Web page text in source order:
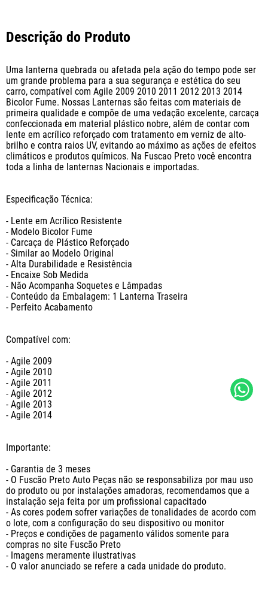
Descrição do Produto
Uma lanterna quebrada ou afetada pela ação do tempo pode ser
um grande problema para a sua segurança e estética do seu
carro, compatível com Agile 2009 2010 2011 2012 2013 2014
Bicolor Fume. Nossas Lanternas são feitas com materiais de
primeira qualidade e compõe de uma vedação excelente, carcaça
confeccionada em material plástico nobre, além de contar com
lente em acrílico reforçado com tratamento em verniz de alto-
brilho e contra raios UV, evitando ao máximo as ações de efeitos
climáticos e produtos químicos. Na Fuscao Preto você encontra
toda a linha de lanternas Nacionais e importadas.
Especificação Técnica:
- Lente em Acrílico Resistente
- Modelo Bicolor Fume
- Carcaça de Plástico Reforçado
- Similar ao Modelo Original
- Alta Durabilidade e Resistência
- Encaixe Sob Medida
- Não Acompanha Soquetes e Lâmpadas
- Conteúdo da Embalagem: 1 Lanterna Traseira
- Perfeito Acabamento
Compatível com:
- Agile 2009
- Agile 2010
- Agile 2011
- Agile 2012
- Agile 2013
- Agile 2014
Importante:
- Garantia de 3 meses
- O Fuscão Preto Auto Peças não se responsabiliza por mau uso
do produto ou por instalações amadoras, recomendamos que a
instalação seja feita por um profissional capacitado
- As cores podem sofrer variações de tonalidades de acordo com
o lote, com a configuração do seu dispositivo ou monitor
- Preços e condições de pagamento válidos somente para
compras no site Fuscão Preto
- Imagens meramente ilustrativas
- O valor anunciado se refere a cada unidade do produto.